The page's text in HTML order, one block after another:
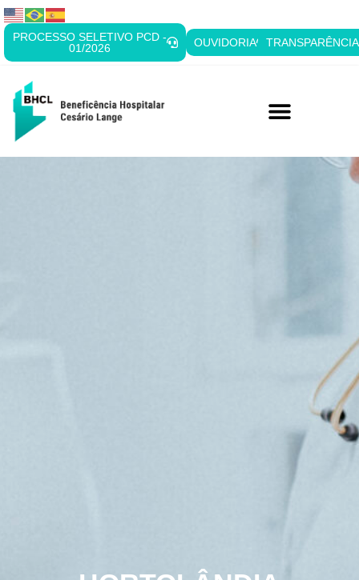
PROCESSO SELETIVO PCD -
01/2026
OUVIDORIA TRANSPARÊNCIA